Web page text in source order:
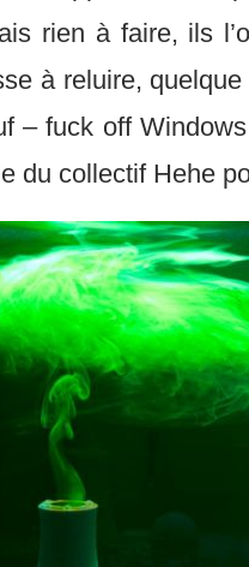
rien à faire, ils
à reluire,
– fuck off
du collectif Hehe